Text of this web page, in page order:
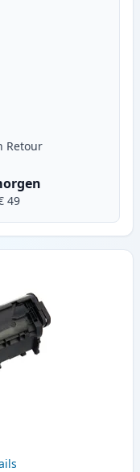
FX-10
Retour
49